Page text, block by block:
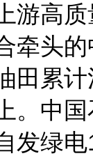
游高
牵头
田累
。中
发绿